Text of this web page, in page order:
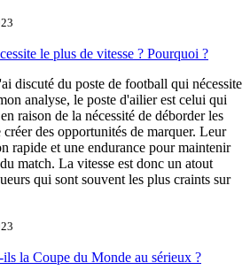
le plus de vitesse ? Pourquoi ?
discuté du poste de football qui nécessite
analyse, le poste d'ailier est celui qui
raison de la nécessité de déborder les
créer des opportunités de marquer. Leur
rapide et une endurance pour maintenir
match. La vitesse est donc un atout
qui sont souvent les plus craints sur
la Coupe du Monde au sérieux ?